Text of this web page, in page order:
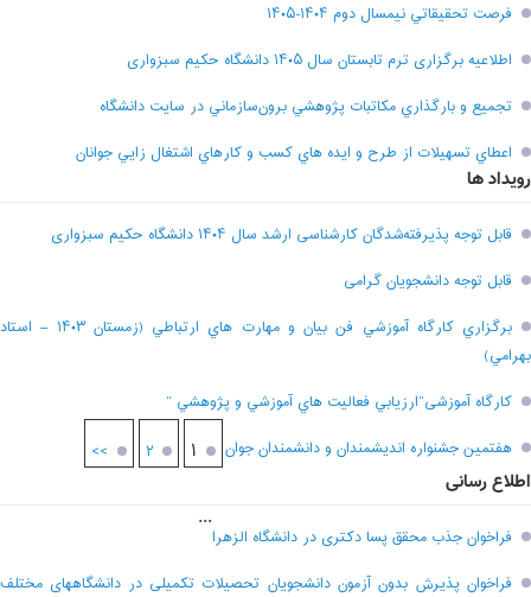
فرصت تحقيقاتي نیمسال دوم ۱۴۰۴-۱۴۰۵
اطلاعیه برگزاری ترم تابستان سال ۱۴۰۵ دانشگاه حکیم سبزواری
تجميع و بارگذاري مکاتبات پژوهشي برون‌سازماني در سايت دانشگاه
اعطاي تسهيلات از طرح و ايده هاي کسب و کارهاي اشتغال زايي جوانان
رویداد ها
قابل توجه پذیرفته‌شدگان کارشناسی ارشد سال ۱۴۰۴ دانشگاه حکیم سبزواری
قابل توجه دانشجویان گرامی
برگزاري کارگاه آموزشي فن بيان و مهارت هاي ارتباطي (زمستان ۱۴۰۳ – استاد
بهرامي)
کارگاه آموزشی”ارزيابي فعاليت هاي آموزشي و پژوهشي “
هفتمين جشنواره انديشمندان و دانشمندان جوان
۱ ۲ >>
اطلاع رسانی
فراخوان جذب محقق پسا دکتری در دانشگاه الزهرا
فراخوان پذیرش بدون آزمون دانشجویان تحصیلات تکمیلی در دانشگاههای مختلف
...